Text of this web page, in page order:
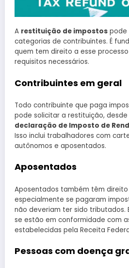
A restituição de impostos pode
categorias de contribuintes. É
quem tem direito a esse
requisitos necessários.
Contribuintes em geral
Todo contribuinte que paga
pode solicitar a restituição,
declaração de Imposto de
Isso inclui trabalhadores com
autônomos e aposentados.
Aposentados
Aposentados também têm
especialmente se pagaram
não deveriam ter sido tributados.
se estão em conformidade com
estabelecidas pela Receita
Pessoas com doença